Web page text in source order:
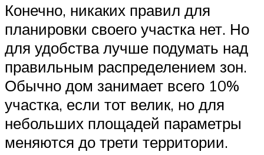
Конечно, никаких правил для
планировки своего участка нет. Но
для удобства лучше подумать над
правильным распределением зон.
Обычно дом занимает всего 10%
участка, если тот велик, но для
небольших площадей параметры
меняются до трети территории.